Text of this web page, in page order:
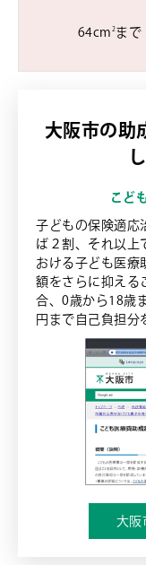
64cm 2まで
大阪市の助
こど
子どもの保険適応
ば２割、それ以上
おける子ども医療
額をさらに抑える
合、0歳から18歳
円まで自己負担分
大阪